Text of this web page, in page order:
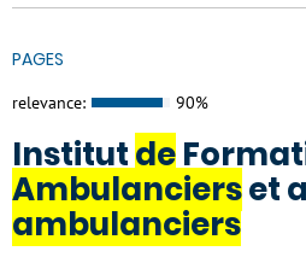
PAGES
relevance: 90%
Institutde
Ambulancierset
ambulanciers